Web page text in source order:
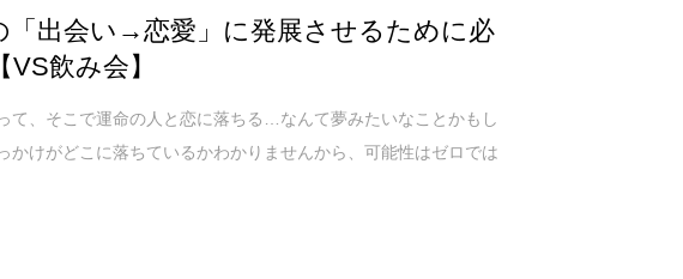
「出会い→恋愛」に発展させるために必
飲み会】
て、そこで運命の人と恋に落ちる…なんて夢みたいなことかもし
かけがどこに落ちているかわかりませんから、可能性はゼロでは